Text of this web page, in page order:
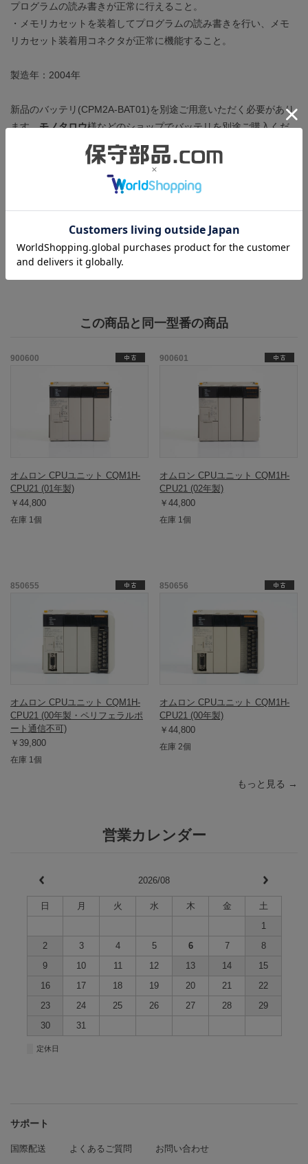
プログラムの読み書きが正常に行えること。
・メモリカセットを装着してプログラムの読み書きを行い、メモ
リカセット装着用コネクタが正常に機能すること。
製造年：2004年
新品のバッテリ(CPM2A-BAT01)を別途ご用意いただく必要があり
ます。モノタロウ様などのショップでバッテリを別途ご購入くだ
付属品はエンドカバーです。RS-232Cポートカバーがありません
ので別途ご用意ください。お手元に同型番の製品がある場合は、
本製品に付け替えることでそのままご使用いただけます。
本体にはところどころに細かい擦りキズがあるのみで状態は非常
に良好です。
この商品と同一型番の商品
900600
オムロン CPUユニット CQM1H-
CPU21 (01年製)
￥44,800
在庫 1個
900601
オムロン CPUユニット CQM1H-
CPU21 (02年製)
￥44,800
在庫 1個
850655
オムロン CPUユニット CQM1H-
CPU21 (00年製・ペリフェラルポ
ート通信不可)
￥39,800
在庫 1個
850656
オムロン CPUユニット CQM1H-
CPU21 (00年製)
￥44,800
在庫 2個
もっと見る →
営業カレンダー
2026/08
日 月 火 水 木 金
土
1
2
3 4 5 6 7
8
9
10 11 12 13 14
15
16
17 18 19 20 21
22
23
24 25 26 27 28
29
30
31
定休日
サポート
国際配送 よくあるご質問 お問い合わせ